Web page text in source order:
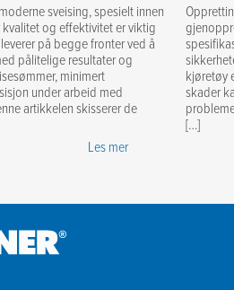
sveising, spesielt innen
og effektivitet er viktig
på begge fronter ved å
pålitelige resultater og
minimert
under arbeid med
artikkelen skisserer de
Les mer
kjøretøy
skader
[…]